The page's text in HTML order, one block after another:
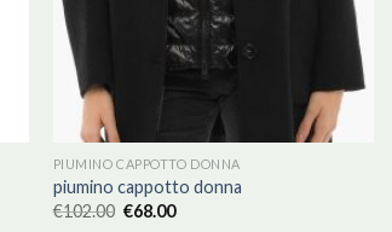
PIUMINO CAPPOTTO DONNA
piumino cappotto donna
€102.00 €68.00